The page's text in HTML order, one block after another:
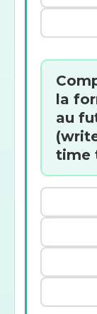
la
au
time